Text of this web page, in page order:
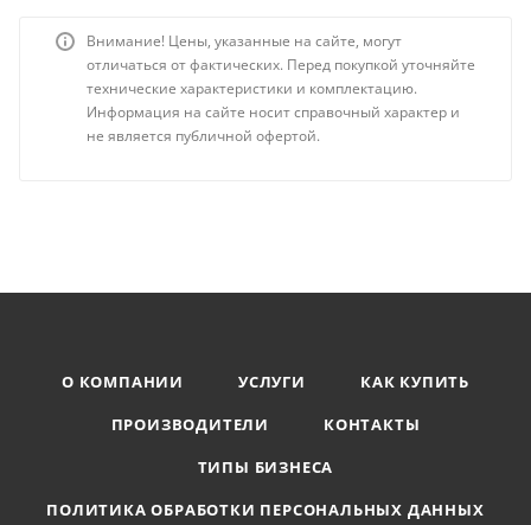
Внимание! Цены, указанные на сайте, могут
отличаться от фактических. Перед покупкой уточняйте
технические характеристики и комплектацию.
Информация на сайте носит справочный характер и
не является публичной офертой.
О КОМПАНИИ УСЛУГИ
КАК КУПИТЬ
ПРОИЗВОДИТЕЛИ
КОНТАКТЫ
ТИПЫ БИЗНЕСА
ПОЛИТИКА ОБРАБОТКИ ПЕРСОНАЛЬНЫХ ДАННЫХ